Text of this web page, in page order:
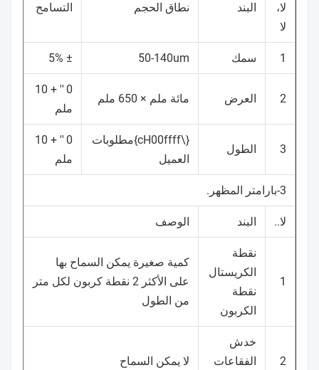
لا،
لا
البند نطاق الحجم التسامح
1 سمك 50-140um
± 5%
2 العرض مائة ملم × 650 ملم
0 ′′ + 10
ملم
3 الطول
{\cH00ffff}مطلوبات
العميل
0 ′′ + 10
ملم
3-بارامتر المظهر.
لا.. البند الوصف
1
نقطة
الكريستال
نقطة
الكربون
كمية صغيرة يمكن السماح بها
على الأكثر 2 نقطة كربون لكل متر
من الطول
2
خدش
الفقاعات
لا يمكن السماح